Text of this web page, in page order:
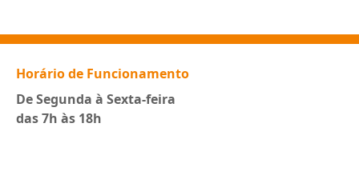
Horário de Funcionamento
De Segunda à Sexta-feira
das 7h às 18h